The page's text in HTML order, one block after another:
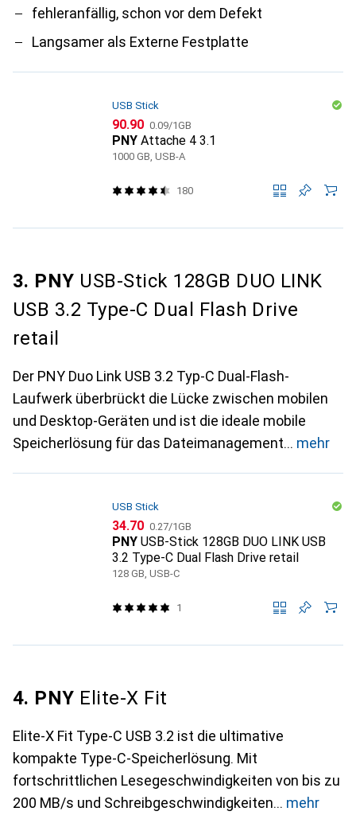
fehleranfällig, schon vor dem Defekt
Langsamer als Externe Festplatte
USB Stick
CHF
90.90 CHF
0.09/1GB
PNY Attache 4 3.1
1000 GB, USB-A
180
3. PNY USB-Stick 128GB DUO LINK
USB 3.2 Type-C Dual Flash Drive
retail
Der PNY Duo Link USB 3.2 Typ-C Dual-Flash-
Laufwerk überbrückt die Lücke zwischen mobilen
und Desktop-Geräten und ist die ideale mobile
Speicherlösung für das Dateimanagement
mehr
USB Stick
CHF
34.70 CHF
0.27/1GB
PNY USB-Stick 128GB DUO LINK USB
3.2 Type-C Dual Flash Drive retail
128 GB, USB-C
1
4. PNY Elite-X Fit
Elite-X Fit Type-C USB 3.2 ist die ultimative
kompakte Type-C-Speicherlösung. Mit
fortschrittlichen Lesegeschwindigkeiten von bis zu
200 MB/s und Schreibgeschwindigkeiten
mehr